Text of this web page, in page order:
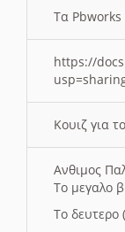
Τα Pbworks
https://
Κουιζ για
Ανθιμος
Το μεγαλο
Το δευτερο